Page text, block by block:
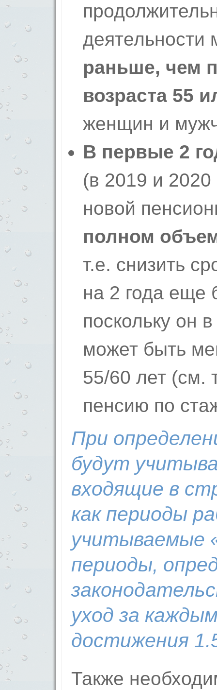
раньше, чем
возраста 55
женщин и
В первые 2
(в 2019 и 2020
новой
полном
т.е. снизить
на 2 года еще
поскольку он
может быть
55/60 лет (см.
пенсию по
При
будут
входящие в
как периоды
учитываемые
периоды,
уход за
достижения
Также